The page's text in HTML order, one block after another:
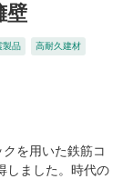
壁
製品 高耐久建材
を用いた鉄筋コ
しました。時代の